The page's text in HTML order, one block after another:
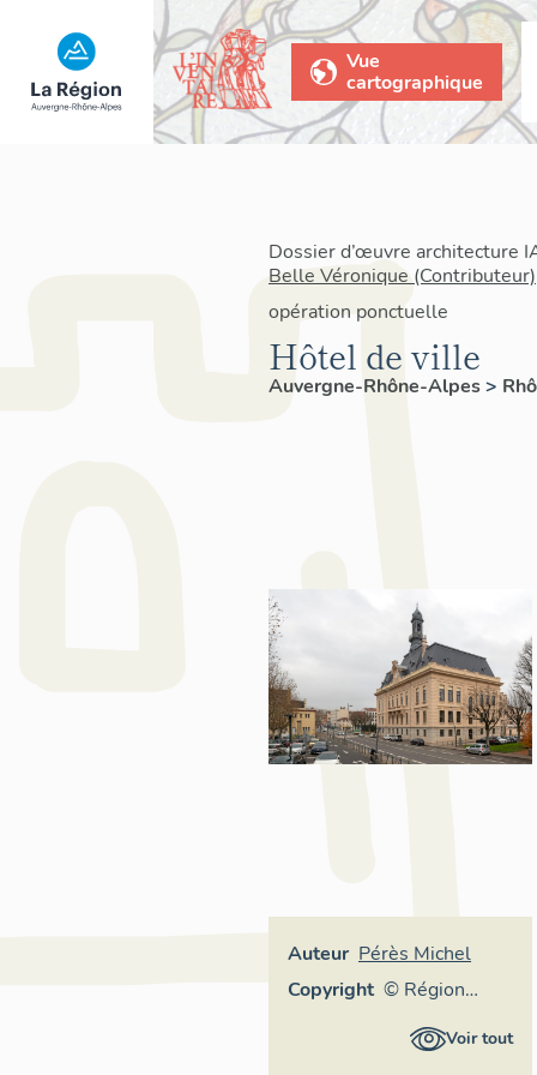
Vue
cartographique
Dossier d’œuvre architecture
Belle Véronique (Contributeur)
opération ponctuelle
Hôtel de ville
Auvergne-Rhône-Alpes>
Auteur Pérès Michel
Copyright © Région
Auvergne-Voir tout